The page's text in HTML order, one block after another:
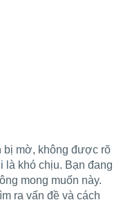
bị mờ, không được rõ
là khó chịu. Bạn đang
mong muốn này.
ra vấn đề và cách